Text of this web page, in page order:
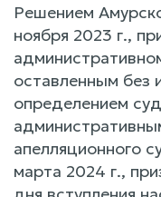
Решением
ноября 2023 г.,
оставленным без
определением
апелляционного
марта 2024 г.,